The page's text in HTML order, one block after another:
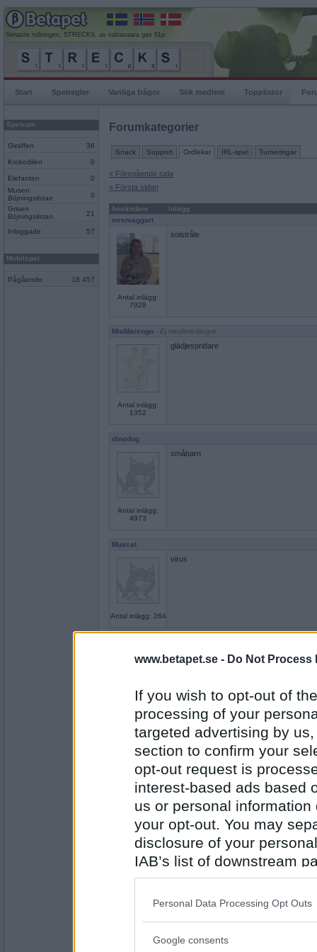
www.betapet.se - Do Not Process
If you wish to opt-out of
processing of your
targeted advertising by
section to confirm your
opt-out request is
interest-based ads based
us or personal
your opt-out. You may
disclosure of your
IAB’s list of downstream
also be disclosed by us
Downstream Participants
Please note that this
Personal Data Processing Opt Outs
Google consents
Senaste rullningen, STRECKS, av nattavaara gav 81p
Start Spelregler Vanliga frågor Sök medlem Topplistor
Spelrum
Giraffen 36
Krokodilen 0
Elefanten
0
Musen
Böjningslistan
0
Grisen
Böjningslistan
21
Inloggade 57
Mobilspel
Pågående 18 457
Forumkategorier
Snack Support Ordlekar IRL-spel Turneringar
« Föregående sida
« Första sidan
Användare
Inlägg
mrsmaggart
Antal inlägg:
7928
solstråle
MiaMarengo - Ej medlem längre
Antal inlägg:
1352
glädjespridare
dinodog
Antal inlägg:
4973
småbarn
Muscat
Antal inlägg: 264
virus
Antal inlägg:
7928
apa
Boråsarn
Antal inlägg: 255
orangutang
klättra